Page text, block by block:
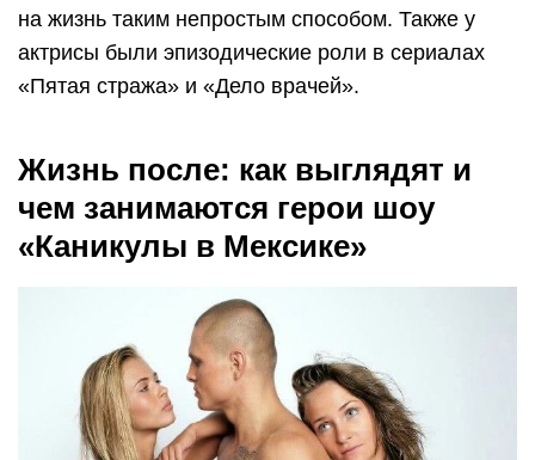
на жизнь таким непростым способом. Также у
актрисы были эпизодические роли в сериалах
«Пятая стража» и «Дело врачей».
Жизнь после: как выглядят и
чем занимаются герои шоу
«Каникулы в Мексике»